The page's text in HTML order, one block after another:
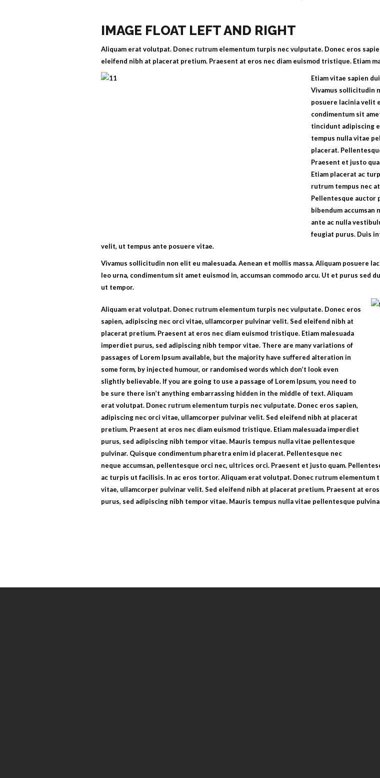
IMAGE FLOAT LEFT AND RIGHT
Aliquam erat volutpat. Donec rutrum elementum turpis nec vulputate. Donec eros
eleifend nibh at placerat pretium. Praesent at eros nec diam euismod tristique. Etiam
Etiam vitae sapien
Vivamus sollicitudin
posuere lacinia velit
condimentum sit
tincidunt adipiscing
tempus nulla vitae
placerat.
Praesent et justo
Etiam placerat ac
rutrum tempus nec
Pellentesque auctor
bibendum accumsan
ante ac nulla
feugiat purus. Duis
velit, ut tempus ante posuere vitae.
Vivamus sollicitudin non elit eu malesuada. Aenean et mollis massa. Aliquam posuere
leo urna, condimentum sit amet euismod in, accumsan commodo arcu. Ut et purus
ut tempor.
Aliquam erat volutpat. Donec rutrum elementum turpis nec vulputate. Donec eros
sapien, adipiscing nec orci vitae, ullamcorper pulvinar velit. Sed eleifend nibh at
placerat pretium. Praesent at eros nec diam euismod tristique. Etiam malesuada
imperdiet purus, sed adipiscing nibh tempor vitae. There are many variations of
passages of Lorem Ipsum available, but the majority have suffered alteration in
some form, by injected humour, or randomised words which don’t look even
slightly believable. If you are going to use a passage of Lorem Ipsum, you need to
be sure there isn’t anything embarrassing hidden in the middle of text. Aliquam
erat volutpat. Donec rutrum elementum turpis nec vulputate. Donec eros sapien,
adipiscing nec orci vitae, ullamcorper pulvinar velit. Sed eleifend nibh at placerat
pretium. Praesent at eros nec diam euismod tristique. Etiam malesuada imperdiet
purus, sed adipiscing nibh tempor vitae. Mauris tempus nulla vitae pellentesque
pulvinar. Quisque condimentum pharetra enim id placerat. Pellentesque nec
neque accumsan, pellentesque orci nec, ultrices orci. Praesent et justo quam.
ac turpis ut facilisis. In ac eros tortor. Aliquam erat volutpat. Donec rutrum elementum
vitae, ullamcorper pulvinar velit. Sed eleifend nibh at placerat pretium. Praesent at
purus, sed adipiscing nibh tempor vitae. Mauris tempus nulla vitae pellentesque